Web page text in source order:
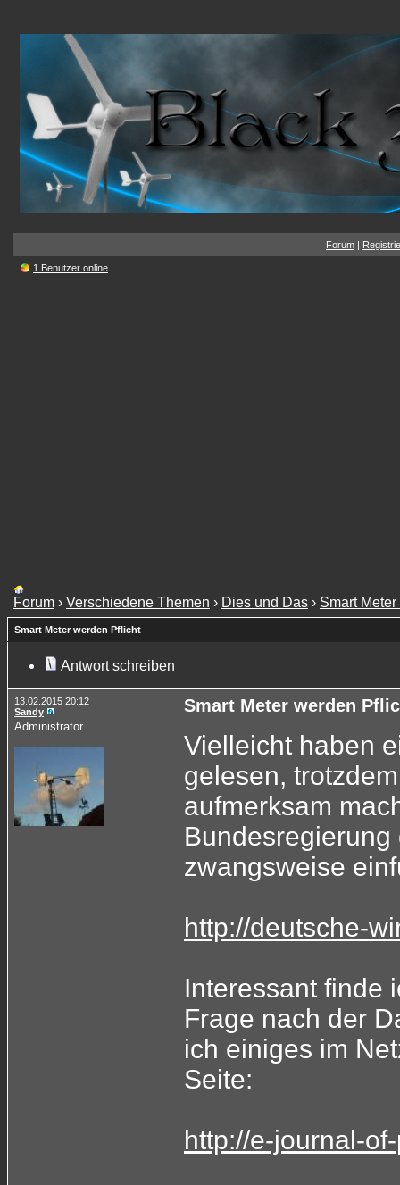
Forum |
1 Benutzer online
Forum › Verschiedene Themen › Dies und Das › Smart
Smart Meter werden Pflicht
Antwort schreiben
13.02.2015 20:12
Sandy
Administrator
Smart Meter werden
Vielleicht haben
gelesen,
aufmerksam
Bundesregierung
zwangsweise
http://deutsche-
Interessant finde
Frage nach der
ich einiges im
Seite:
http://e-journal-